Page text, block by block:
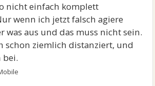
nicht einfach komplett
wenn ich jetzt falsch agiere
was aus und das muss nicht sein.
schon ziemlich distanziert, und
bei.